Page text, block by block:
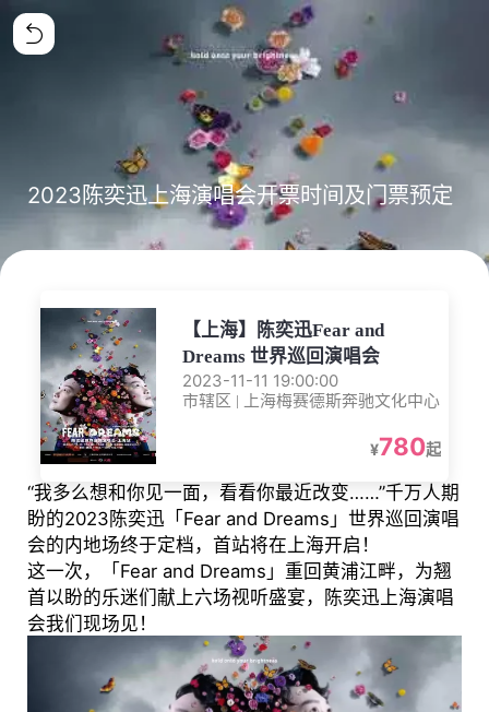
2023陈奕迅上海演唱会开票时间及门票预定
【上海】陈奕迅Fear and
Dreams 世界巡回演唱会
2023-11-11 19:00:00
市辖区 | 上海梅赛德斯奔驰文化中心
¥780起
“我多么想和你见一面，看看你最近改变……”千万人期
盼的2023陈奕迅「Fear and Dreams」世界巡回演唱
会的内地场终于定档，首站将在上海开启！
这一次，「Fear and Dreams」重回黄浦江畔，为翘
首以盼的乐迷们献上六场视听盛宴，陈奕迅上海演唱
会我们现场见！